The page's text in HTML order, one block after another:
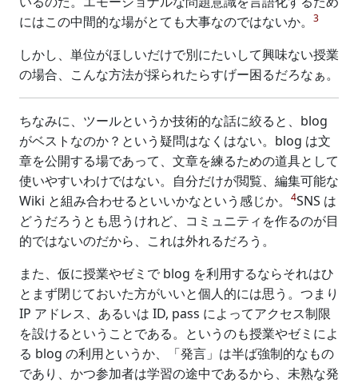
にはこの中間的な場がとても大事なのではないか。
3
しかし、単位がほしいだけで別にたいして興味ない授業
の場合、こんな方法が採られたらすげー困るだろなぁ。
ちなみに、ツールというか技術的な話に絞ると、blog
がベストなのか？という疑問はなくはない。blog は文
章を公開する場であって、文章を練るための道具として
使いやすいわけではない。自分だけが閲覧、編集可能な
Wiki と組み合わせるといいかなという感じか。
4SNS は
どうだろうとも思うけれど、コミュニティを作るのが目
的ではないのだから、これは外れるだろう。
また、仮に授業やゼミで blog を利用するならそれはひ
とまず閉じておいた方がいいと個人的には思う。つまり
IP アドレス、あるいは ID, pass によってアクセス制限
を設けるということである。というのも授業やゼミによ
る blog の利用というか、「発言」は半ば強制的なもの
であり、かつ参加者は学習の途中であるから、未熟な発